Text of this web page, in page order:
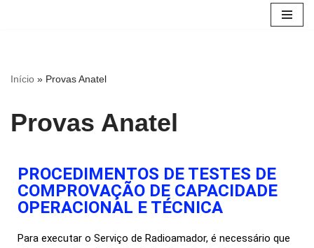
Início » Provas Anatel
Provas Anatel
PROCEDIMENTOS DE TESTES DE
COMPROVAÇÃO DE CAPACIDADE
OPERACIONAL E TÉCNICA
Para executar o Serviço de Radioamador, é necessário que